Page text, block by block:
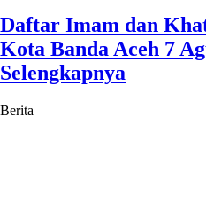
Daftar Imam dan
Kota Banda Aceh 7
Selengkapnya
Berita